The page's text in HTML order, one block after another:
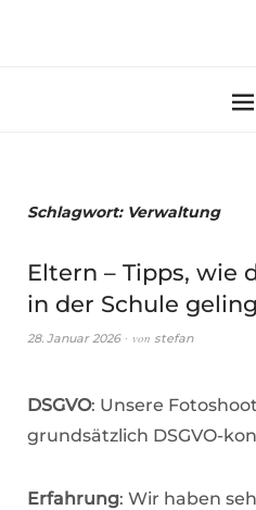
Schlagwort: Verwaltung
Eltern – Tipps, wie
in der Schule
28. Januar 2026 von stefan
DSGVO: Unsere
grundsätzlich DSGVO-
Erfahrung: Wir haben